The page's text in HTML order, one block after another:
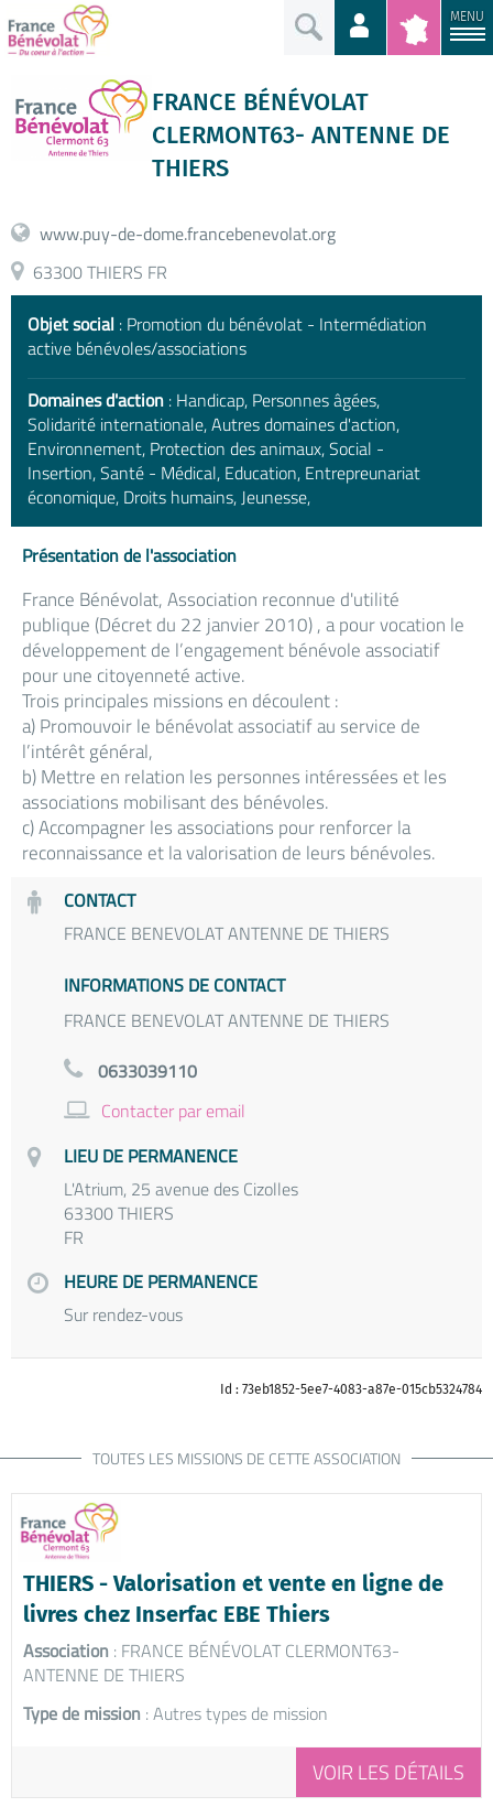
MENU
FRANCE BÉNÉVOLAT
CLERMONT63- ANTENNE DE
THIERS
www.puy-de-dome.francebenevolat.org
63300 THIERS FR
Objet social : Promotion du bénévolat - Intermédiation
active bénévoles/associations
Domaines d'action : Handicap, Personnes âgées,
Solidarité internationale, Autres domaines d'action,
Environnement, Protection des animaux, Social -
Insertion, Santé - Médical, Education, Entrepreunariat
économique, Droits humains, Jeunesse,
Présentation de l'association
France Bénévolat, Association reconnue d'utilité
publique (Décret du 22 janvier 2010) , a pour vocation le
développement de l’engagement bénévole associatif
pour une citoyenneté active.
Trois principales missions en découlent :
a) Promouvoir le bénévolat associatif au service de
l’intérêt général,
b) Mettre en relation les personnes intéressées et les
associations mobilisant des bénévoles.
c) Accompagner les associations pour renforcer la
reconnaissance et la valorisation de leurs bénévoles.
CONTACT
FRANCE BENEVOLAT ANTENNE DE THIERS
INFORMATIONS DE CONTACT
FRANCE BENEVOLAT ANTENNE DE THIERS
0633039110
Contacter par email
LIEU DE PERMANENCE
L'Atrium, 25 avenue des Cizolles
63300 THIERS
FR
HEURE DE PERMANENCE
Sur rendez-vous
Id : 73eb1852-5ee7-4083-a87e-015cb5324784
TOUTES LES MISSIONS DE CETTE ASSOCIATION
THIERS - Valorisation et vente en ligne de
livres chez Inserfac EBE Thiers
Association : FRANCE BÉNÉVOLAT CLERMONT63-
ANTENNE DE THIERS
Type de mission : Autres types de mission
VOIR LES DÉTAILS